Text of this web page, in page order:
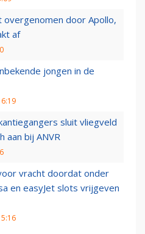
overgenomen door Apollo,
af
jongen in de
sluit vliegveld
aan bij ANVR
vracht doordat onder
en easyJet slots vrijgeven